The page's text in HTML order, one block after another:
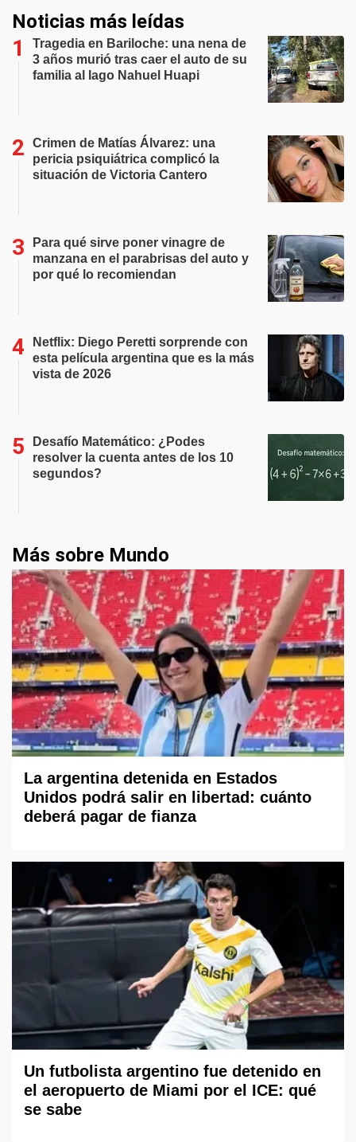
Noticias más leídas
Tragedia en Bariloche: una nena de
3 años murió tras caer el auto de su
familia al lago Nahuel Huapi
Crimen de Matías Álvarez: una
pericia psiquiátrica complicó la
situación de Victoria Cantero
Para qué sirve poner vinagre de
manzana en el parabrisas del auto y
por qué lo recomiendan
Netflix: Diego Peretti sorprende con
esta película argentina que es la más
vista de 2026
Desafío Matemático: ¿Podes
resolver la cuenta antes de los 10
segundos?
Más sobre Mundo
La argentina detenida en Estados
Unidos podrá salir en libertad: cuánto
deberá pagar de fianza
Un futbolista argentino fue detenido en
el aeropuerto de Miami por el ICE: qué
se sabe